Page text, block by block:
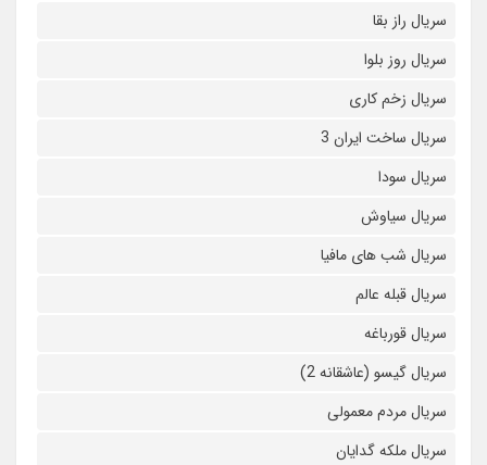
سریال راز بقا
سریال روز بلوا
سریال زخم کاری
سریال ساخت ایران 3
سریال سودا
سریال سیاوش
سریال شب های مافیا
سریال قبله عالم
سریال قورباغه
سریال گیسو (عاشقانه 2)
سریال مردم معمولی
سریال ملکه گدایان